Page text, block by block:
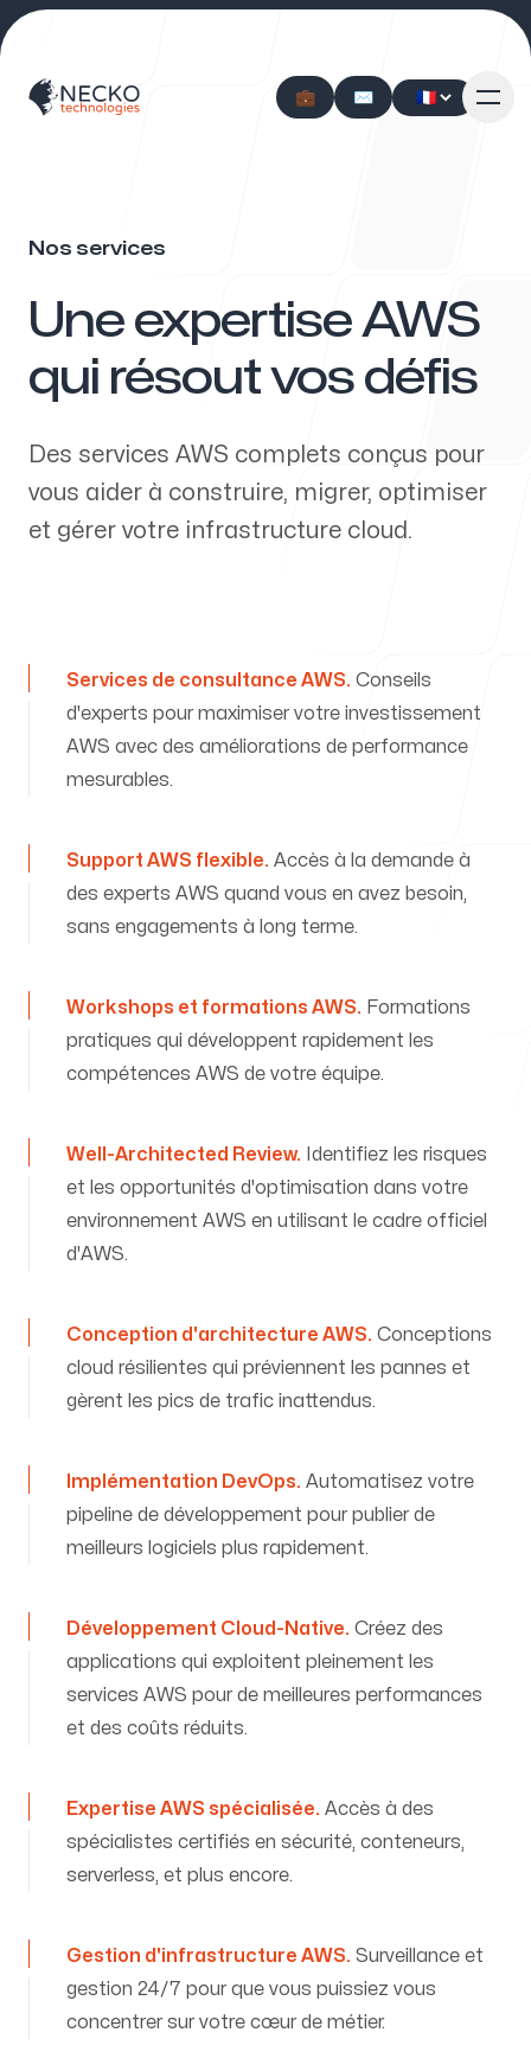
💼 ✉️
💼 ✉️
Notre approche
Nos services
Notre blog
Offres d'emploi
À propos de nous
Événements
Nos services
Une expertise AWS
qui résout vos défis
Des services AWS complets conçus pour
vous aider à construire, migrer, optimiser
et gérer votre infrastructure cloud.
Services de consultance AWS. Conseils
d'experts pour maximiser votre investissement
AWS avec des améliorations de performance
mesurables.
Support AWS flexible. Accès à la demande à
des experts AWS quand vous en avez besoin,
sans engagements à long terme.
Workshops et formations AWS. Formations
pratiques qui développent rapidement les
compétences AWS de votre équipe.
Well-Architected Review.
Identifiez les risques
et les opportunités d'optimisation dans votre
environnement AWS en utilisant le cadre officiel
d'AWS.
Conception d'architecture AWS. Conceptions
cloud résilientes qui préviennent les pannes et
gèrent les pics de trafic inattendus.
Implémentation DevOps. Automatisez votre
pipeline de développement pour publier de
meilleurs logiciels plus rapidement.
Développement Cloud-Native. Créez des
applications qui exploitent pleinement les
services AWS pour de meilleures performances
et des coûts réduits.
Expertise AWS spécialisée. Accès à des
spécialistes certifiés en sécurité, conteneurs,
serverless, et plus encore.
Gestion d'infrastructure AWS. Surveillance et
gestion 24/7 pour que vous puissiez vous
concentrer sur votre cœur de métier.